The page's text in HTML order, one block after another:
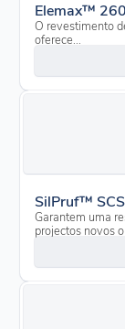
Elemax™
O revestimento
oferece...
SilPruf™
Garantem uma
projectos novos